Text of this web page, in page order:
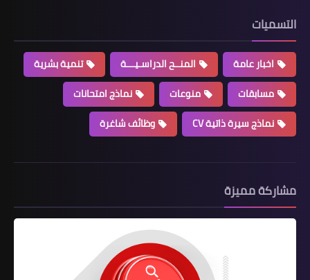
التسميات
اخبار عامة المنــح الدراسـيـــة
تنمية بشرية
مسابقات
منوعات
نماذج امتحانات
نماذج سيرة ذاتية CV
وظائف شاغرة
مشاركة مميزة